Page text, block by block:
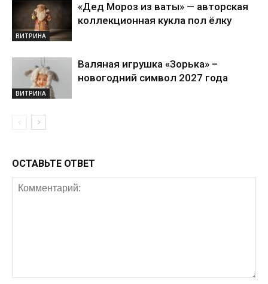
ВИТРИНА
«Дед Мороз из ваты» — авторская
коллекционная кукла пол ёлку
ВИТРИНА
Валяная игрушка «Зорька» –
новогодний символ 2027 года
ОСТАВЬТЕ ОТВЕТ